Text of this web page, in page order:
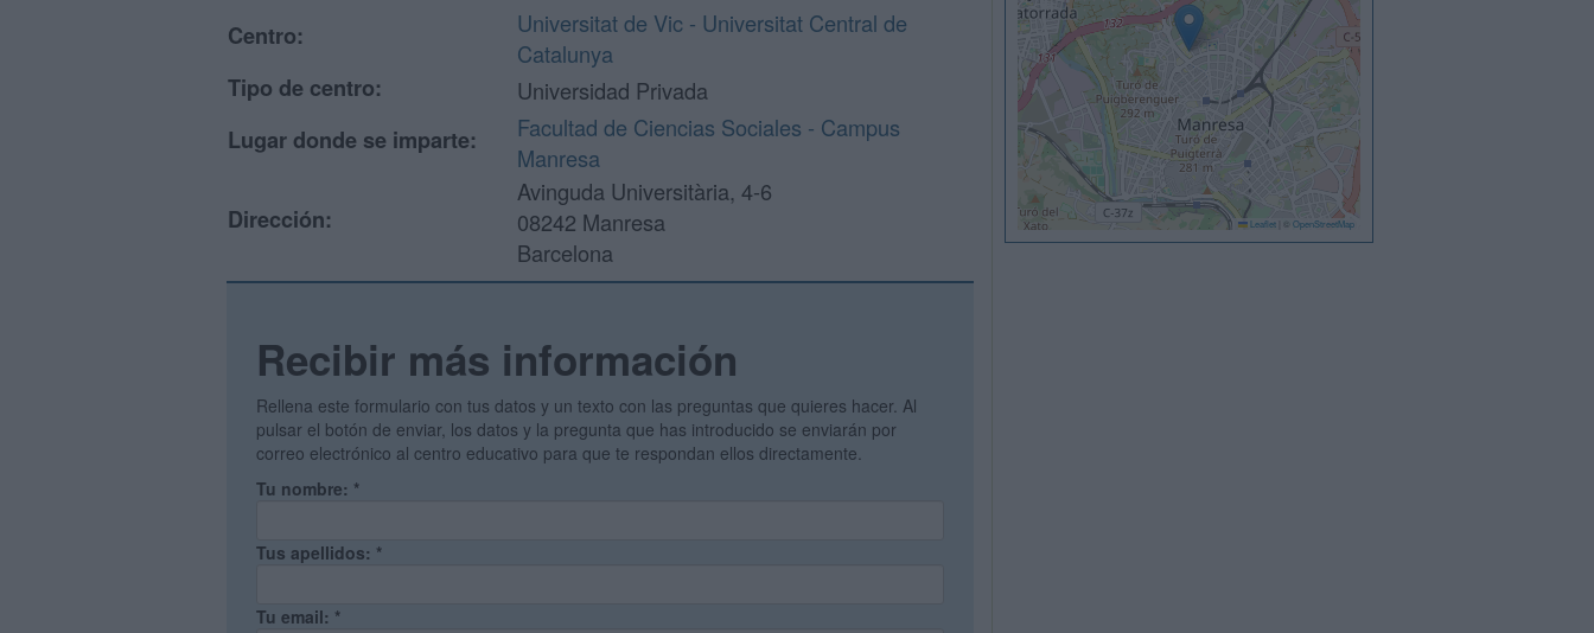
Centro:
Universitat de Vic - Universitat Central de
Catalunya
Tipo de centro:
Universidad Privada
Lugar donde se imparte:
Facultad de Ciencias Sociales - Campus
Manresa
Dirección:
Avinguda Universitària, 4-6
08242 Manresa
Barcelona
Recibir más información
Rellena este formulario con tus datos y un texto con las preguntas que quieres hacer. Al
pulsar el botón de enviar, los datos y la pregunta que has introducido se enviarán por
correo electrónico al centro educativo para que te respondan ellos directamente.
Tu nombre: *
Tus apellidos: *
Tu email: *
Leaflet © OpenStreetMap